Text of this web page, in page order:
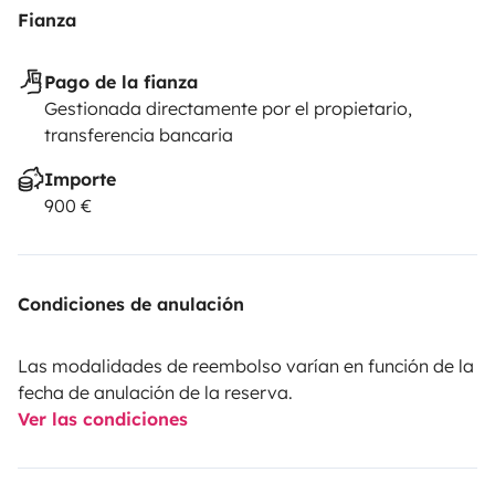
Fianza
Pago de la fianza
Gestionada directamente por el propietario,
transferencia bancaria
Importe
900 €
Condiciones de anulación
Las modalidades de reembolso varían en función de la
fecha de anulación de la reserva.
Ver las condiciones